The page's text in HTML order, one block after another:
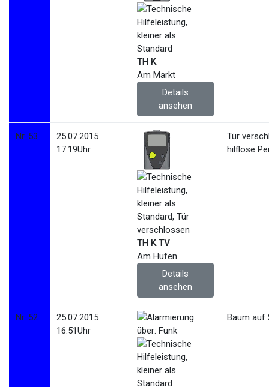
TH K
Am Markt
Details
ansehen
Nr. 53
25.07.2015
17:19Uhr
TH K TV
Am Hufen
Details
ansehen
Tür
hilflose
Nr. 52
25.07.2015
16:51Uhr
Baum auf